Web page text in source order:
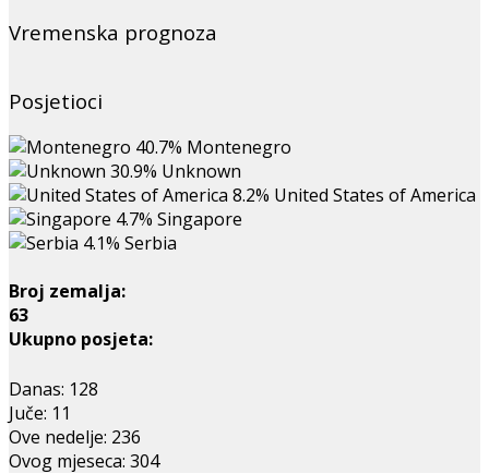
Vremenska prognoza
Posjetioci
40.7% Montenegro
30.9% Unknown
8.2% United States of America
4.7% Singapore
4.1% Serbia
Broj zemalja:
63
Ukupno posjeta:
Danas: 128
Juče: 11
Ove nedelje: 236
Ovog mjeseca: 304